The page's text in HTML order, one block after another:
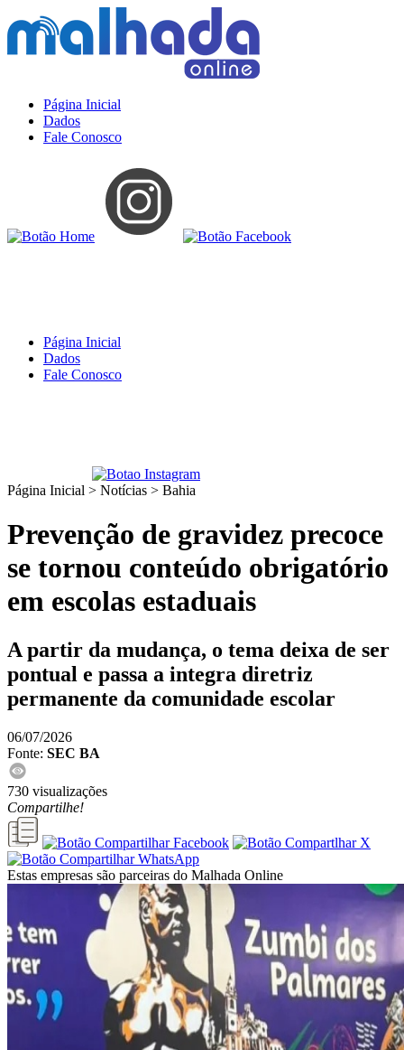
Página Inicial
Dados
Fale Conosco
Página Inicial
Dados
Fale Conosco
Página Inicial > Notícias > Bahia
Prevenção de gravidez precoce
se tornou conteúdo obrigatório
em escolas estaduais
A partir da mudança, o tema deixa de ser
pontual e passa a integra diretriz
permanente da comunidade escolar
06/07/2026
Fonte: SEC BA
730 visualizações
Compartilhe!
Estas empresas são parceiras do Malhada Online